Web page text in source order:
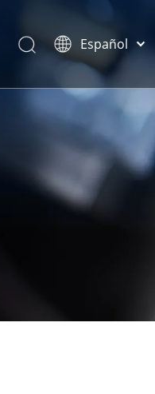
Español
Português
Pусский
Latine
Français
简体中文
English